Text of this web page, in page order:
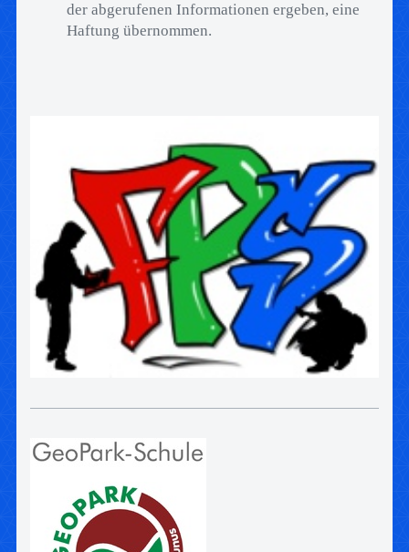
der abgerufenen Informationen ergeben, eine
Haftung übernommen.